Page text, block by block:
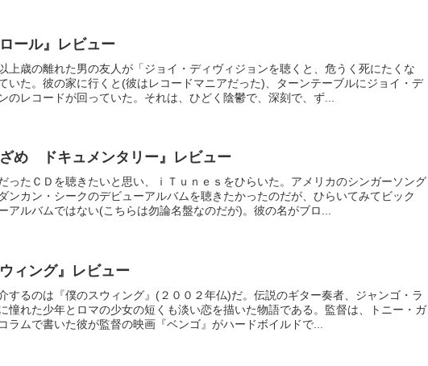
ロール』レビュー
上歳の離れた男の友人が「ジョイ・ディヴィジョンを聴くと、危うく死にたくな
いた。彼の家に行くと(彼はレコードマニアだった)、ターンテーブルにジョイ・デ
のレコードが回っていた。それは、ひどく陰鬱で、深刻で、ず...
ざめ ドキュメンタリー』レビュー
ったＣＤを聴きたいと思い、ｉＴｕｎｅｓをひらいた。アメリカのシンガーソング
ンカン・シークのデビューアルバムを聴きたかったのだが、ひらいてみてビック
アルバムではない(こちらは勿論名盤なのだが)。彼の名がブロ...
ウィング』レビュー
するのは『僕のスウィング』(２００２年仏)だ。伝説のギター奏者、ジャンゴ・ラ
憧れた少年とロマの少女の短くも淡い恋を描いた物語である。監督は、トニー・ガ
ラムで書いた彼が監督の映画『ベンゴ』がハードボイルドで...